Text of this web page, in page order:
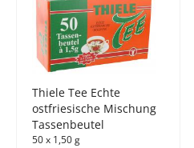
Thiele Tee Echte
ostfriesische Mischung
Tassenbeutel
50 x 1,50 g